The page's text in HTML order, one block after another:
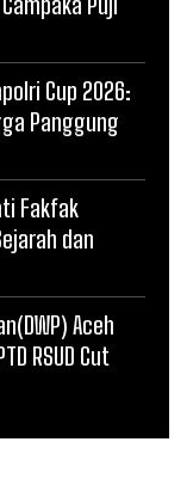
Cup 2026:
Panggung
Fakfak
dan
Aceh
RSUD Cut